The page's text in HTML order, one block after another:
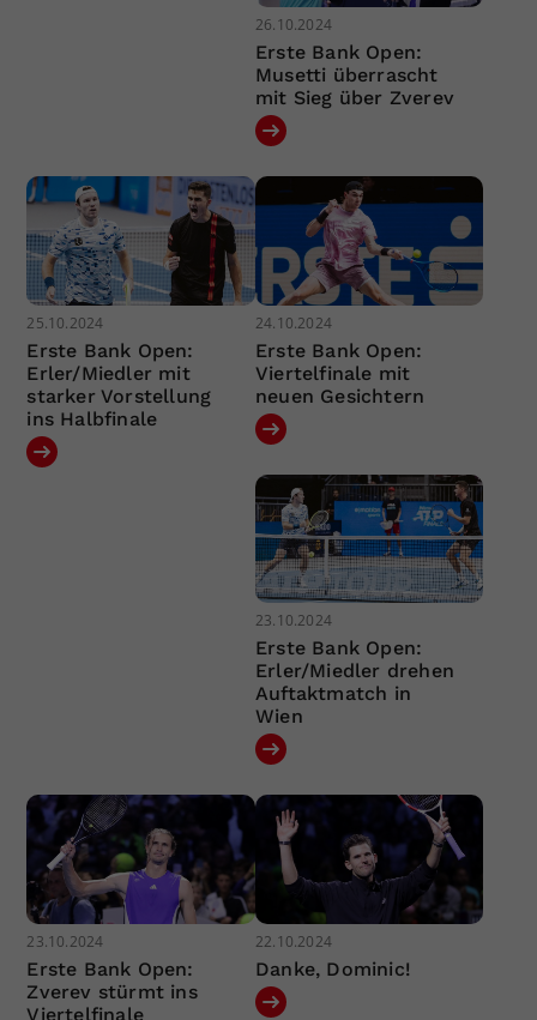
26.10.2024
Erste Bank Open:
Musetti überrascht
mit Sieg über Zverev
25.10.2024
Erste Bank Open:
Erler/Miedler mit
starker Vorstellung
ins Halbfinale
24.10.2024
Erste Bank Open:
Viertelfinale mit
neuen Gesichtern
23.10.2024
Erste Bank Open:
Erler/Miedler drehen
Auftaktmatch in
Wien
23.10.2024
Erste Bank Open:
Zverev stürmt ins
Viertelfinale
22.10.2024
Danke, Dominic!